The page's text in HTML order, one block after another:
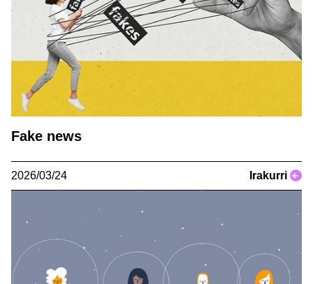
Fake news
2026/03/24 Irakurri +